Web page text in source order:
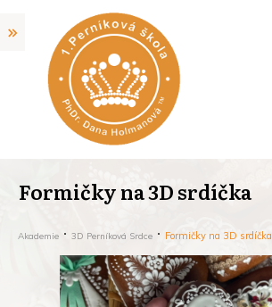
Formičky na 3D srdíčka
Akademie 3D Perníková Srdce Formičky na 3D srdíčka